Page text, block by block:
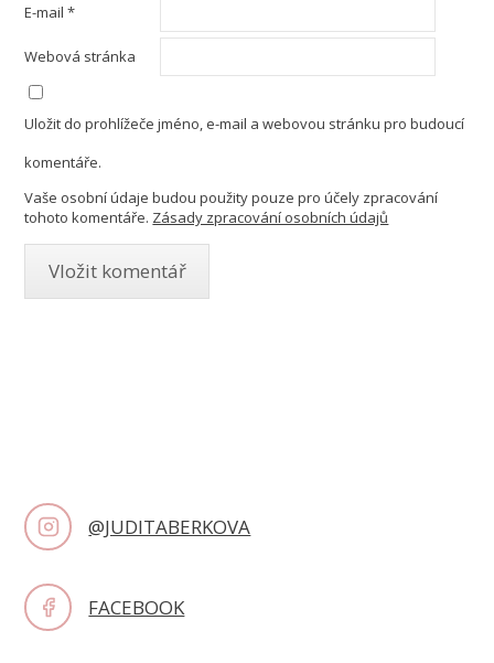
E-mail*
Webová stránka
Uložit do prohlížeče jméno, e-mail a webovou stránku pro budoucí
komentáře.
Vaše osobní údaje budou použity pouze pro účely zpracování
tohoto komentáře. Zásady zpracování osobních údajů
@JUDITABERKOVA
FACEBOOK